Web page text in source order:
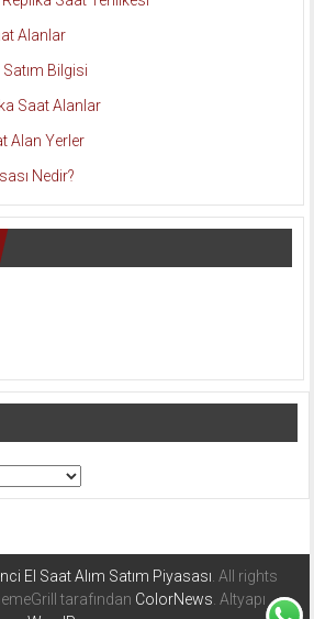
Alanlar
Bilgisi
Saat Alanlar
Alan Yerler
Nedir?
El Saat Alım Satım Piyasası. All rights
tarafından ColorNews. Altyapı